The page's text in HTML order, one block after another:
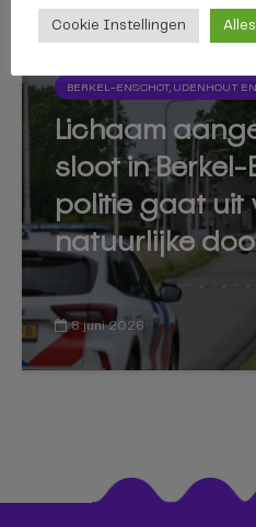
BERKEL-ENSCHOT, UDENHOUT
Lichaam
sloot in Berkel-
politie gaat uit
natuurlijke
8 juni 2026
Cookie Instellingen